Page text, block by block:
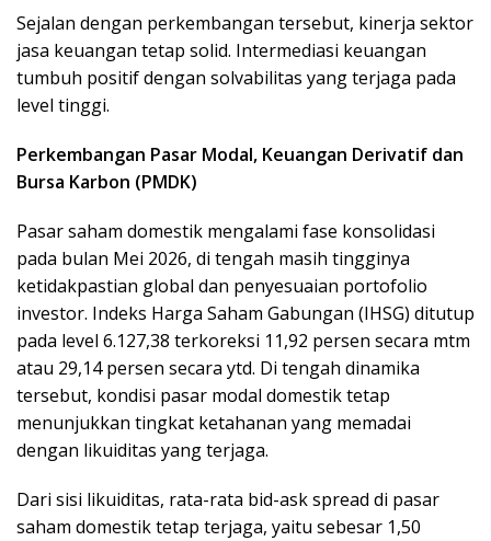
Sejalan dengan perkembangan tersebut, kinerja sektor
jasa keuangan tetap solid. Intermediasi keuangan
tumbuh positif dengan solvabilitas yang terjaga pada
level tinggi.
Perkembangan Pasar Modal, Keuangan Derivatif dan
Bursa Karbon (PMDK)
Pasar saham domestik mengalami fase konsolidasi
pada bulan Mei 2026, di tengah masih tingginya
ketidakpastian global dan penyesuaian portofolio
investor. Indeks Harga Saham Gabungan (IHSG) ditutup
pada level 6.127,38 terkoreksi 11,92 persen secara mtm
atau 29,14 persen secara ytd. Di tengah dinamika
tersebut, kondisi pasar modal domestik tetap
menunjukkan tingkat ketahanan yang memadai
dengan likuiditas yang terjaga.
Dari sisi likuiditas, rata-rata bid-ask spread di pasar
saham domestik tetap terjaga, yaitu sebesar 1,50